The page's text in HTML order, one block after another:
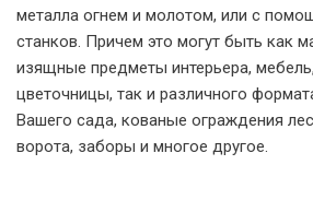
металла огнем и молотом, или с
станков. Причем это могут быть как
изящные предметы интерьера,
цветочницы, так и различного
Вашего сада, кованые ограждения
ворота, заборы и многое другое.